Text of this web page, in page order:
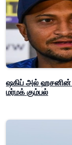
ஷகிப் அல் ஹசனின்
மர்மக் கும்பல்